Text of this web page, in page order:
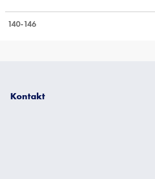
140-146
Kontakt